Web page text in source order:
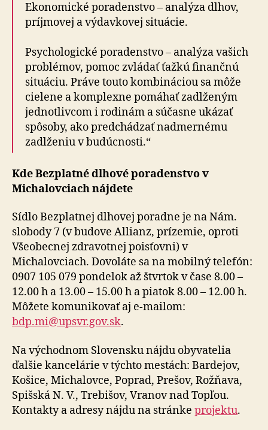
Ekonomické poradenstvo – analýza dlhov,
príjmovej a výdavkovej situácie.
Psychologické poradenstvo – analýza vašich
problémov, pomoc zvládať ťažkú finančnú
situáciu. Práve touto kombináciou sa môže
cielene a komplexne pomáhať zadlženým
jednotlivcom i rodinám a súčasne ukázať
spôsoby, ako predchádzať nadmernému
zadlženiu v budúcnosti.“
Kde Bezplatné dlhové poradenstvo v
Michalovciach nájdete
Sídlo Bezplatnej dlhovej poradne je na Nám.
slobody 7 (v budove Allianz, prízemie, oproti
Všeobecnej zdravotnej poisťovni) v
Michalovciach. Dovoláte sa na mobilný telefón:
0907 105 079 pondelok až štvrtok v čase 8.00 –
12.00 h a 13.00 – 15.00 h a piatok 8.00 – 12.00 h.
Môžete komunikovať aj e-mailom:
bdp.mi@upsvr.gov.sk.
Na východnom Slovensku nájdu obyvatelia
ďalšie kancelárie v týchto mestách: Bardejov,
Košice, Michalovce, Poprad, Prešov, Rožňava,
Spišská N. V., Trebišov, Vranov nad Topľou.
Kontakty a adresy nájdu na stránke projektu.